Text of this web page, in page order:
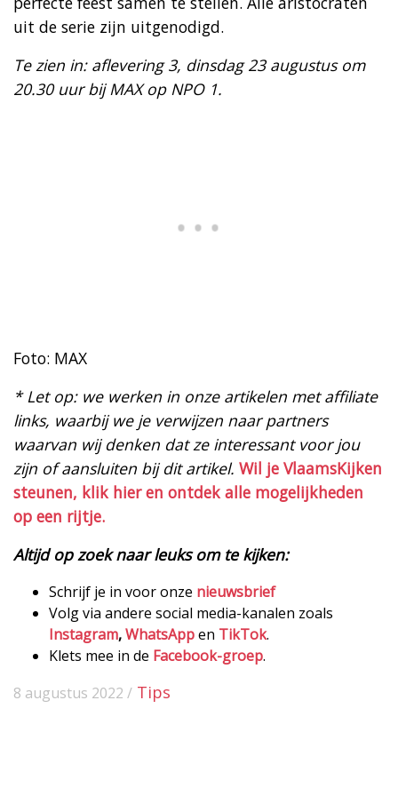
uit de serie zijn uitgenodigd.
Te zien in: aflevering 3, dinsdag 23 augustus om
20.30 uur bij MAX op NPO 1.
Foto: MAX
* Let op: we werken in onze artikelen met affiliate
links, waarbij we je verwijzen naar partners
waarvan wij denken dat ze interessant voor jou
zijn of aansluiten bij dit artikel. Wil je VlaamsKijken
steunen, klik hier en ontdek alle mogelijkheden
op een rijtje.
Altijd op zoek naar leuks om te kijken:
Schrijf je in voor onze nieuwsbrief
Volg via andere social media-kanalen zoals
Instagram,WhatsAppen TikTok.
Klets mee in de Facebook-groep.
8 augustus 2022 / Tips